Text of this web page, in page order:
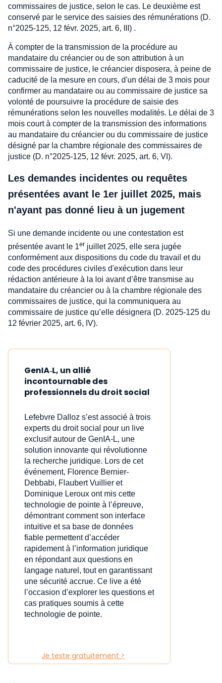
commissaires de justice, selon le cas. Le deuxième est
conservé par le service des saisies des rémunérations (D.
n°2025-125, 12 févr. 2025, art. 6, III) .
À compter de la transmission de la procédure au
mandataire du créancier ou de son attribution à un
commissaire de justice, le créancier disposera, à peine de
caducité de la mesure en cours, d'un délai de 3 mois pour
confirmer au mandataire ou au commissaire de justice sa
volonté de poursuivre la procédure de saisie des
rémunérations selon les nouvelles modalités. Le délai de 3
mois court à compter de la transmission des informations
au mandataire du créancier ou du commissaire de justice
désigné par la chambre régionale des commissaires de
justice (D. n°2025-125, 12 févr. 2025, art. 6, VI).
Les demandes incidentes ou requêtes
présentées avant le 1er juillet 2025, mais
n'ayant pas donné lieu à un jugement
Si une demande incidente ou une contestation est
présentée avant le 1er juillet 2025, elle sera jugée
conformément aux dispositions du code du travail et du
code des procédures civiles d'exécution dans leur
rédaction antérieure à la loi avant d’être transmise au
mandataire du créancier ou à la chambre régionale des
commissaires de justice, qui la communiquera au
commissaire de justice qu’elle désignera (D. 2025-125 du
12 février 2025, art. 6, IV).
GenIA‑L, un allié
incontournable des
professionnels du droit social
Lefebvre Dalloz s’est associé à trois
experts du droit social pour un live
exclusif autour de GenIA‑L, une
solution innovante qui révolutionne
la recherche juridique. Lors de cet
événement, Florence Bernier-
Debbabi, Flaubert Vuillier et
Dominique Leroux ont mis cette
technologie de pointe à l’épreuve,
démontrant comment son interface
intuitive et sa base de données
fiable permettent d’accéder
rapidement à l’information juridique
en répondant aux questions en
langage naturel, tout en garantissant
une sécurité accrue. Ce live a été
l’occasion d’explorer les questions et
cas pratiques soumis à cette
technologie de pointe.
Je teste gratuitement >